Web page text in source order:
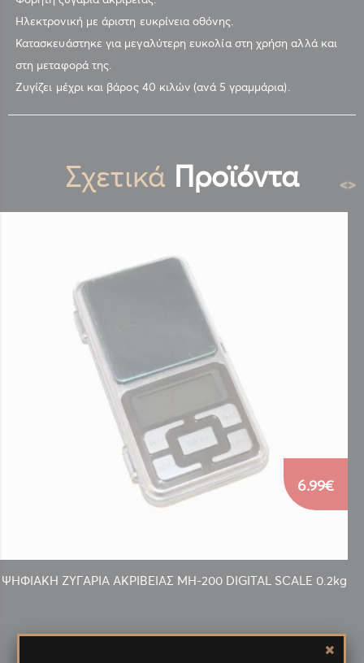
Ηλεκτρονική με άριστη ευκρίνεια οθόνης.
Κατασκευάστηκε για μεγαλύτερη ευκολία στη χρήση αλλά και
στη μεταφορά της.
Ζυγίζει μέχρι και βάρος 40 κιλών (ανά 5 γραμμάρια).
Σχετικά Προϊόντα
ΨΗΦΙΑΚΗ ΖΥΓΑΡΙΑ ΑΚΡΙΒΕΙΑΣ MH-200 DIGITAL SCALE 0.2kg
6.99€
<>